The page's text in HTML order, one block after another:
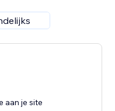
aan je site